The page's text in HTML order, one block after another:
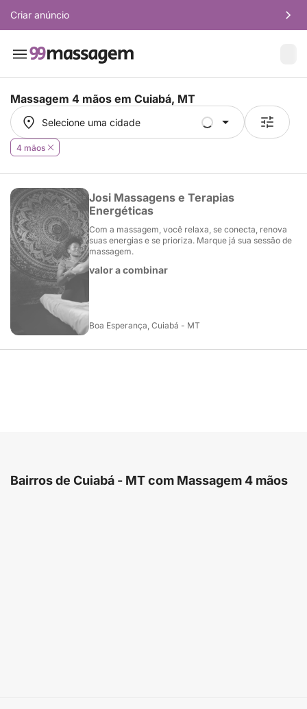
Criar anúncio
Massagem 4 mãos em Cuiabá, MT
Selecione uma cidade
Selecione uma cidade
4 mãos
Josi Massagens e Terapias
Energéticas
Com a massagem, você relaxa, se conecta, renova
suas energias e se prioriza. Marque já sua sessão de
massagem.
valor a combinar
Boa Esperança, Cuiabá - MT
Bairros de Cuiabá - MT com Massagem 4 mãos